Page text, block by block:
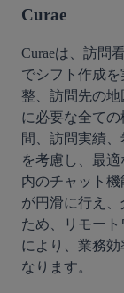
Curae
Curaeは、訪問
でシフト作成
整、訪問先の
に必要な全て
間、訪問実績
を考慮し、最
内のチャット
が円滑に行え
ため、リモー
により、業務
なります。